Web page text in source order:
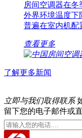
房间空调器在冬
外界环境温度下
普遍在室内机配
查看更多
了解更多新闻
立即与我们取得联系
留下您的电子邮件或